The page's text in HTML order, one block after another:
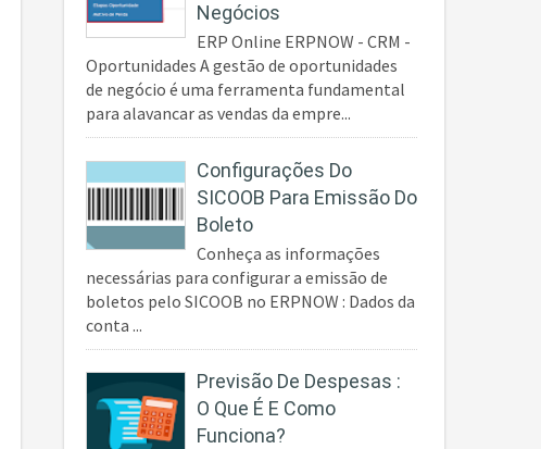
Negócios
ERP Online ERPNOW - CRM -
Oportunidades A gestão de oportunidades
de negócio é uma ferramenta fundamental
para alavancar as vendas da empre...
Configurações Do
SICOOB Para Emissão Do
Boleto
Conheça as informações
necessárias para configurar a emissão de
boletos pelo SICOOB no ERPNOW : Dados da
conta ...
Previsão De Despesas :
O Que É E Como
Funciona?